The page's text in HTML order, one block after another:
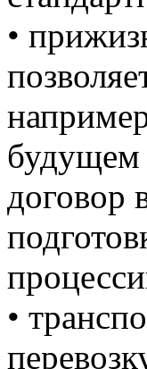
•
будущем
договор
•